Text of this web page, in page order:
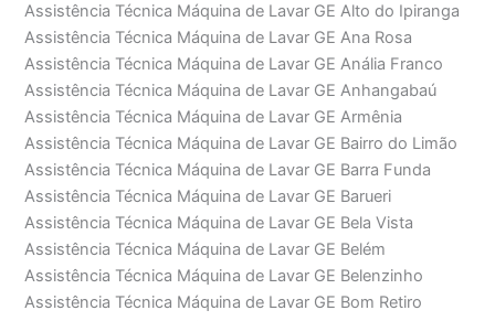
Assistência Técnica Máquina de Lavar GE Alto do Ipiranga
Assistência Técnica Máquina de Lavar GE Ana Rosa
Assistência Técnica Máquina de Lavar GE Anália Franco
Assistência Técnica Máquina de Lavar GE Anhangabaú
Assistência Técnica Máquina de Lavar GE Armênia
Assistência Técnica Máquina de Lavar GE Bairro do Limão
Assistência Técnica Máquina de Lavar GE Barra Funda
Assistência Técnica Máquina de Lavar GE Barueri
Assistência Técnica Máquina de Lavar GE Bela Vista
Assistência Técnica Máquina de Lavar GE Belém
Assistência Técnica Máquina de Lavar GE Belenzinho
Assistência Técnica Máquina de Lavar GE Bom Retiro